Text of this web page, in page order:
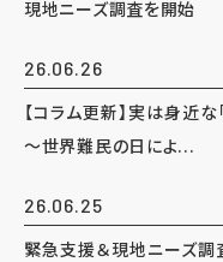
現地ニーズ調査を開始
26.06.26
【コラム更新】実は身近
～世界難民の日によ...
26.06.25
緊急支援＆現地ニーズ調